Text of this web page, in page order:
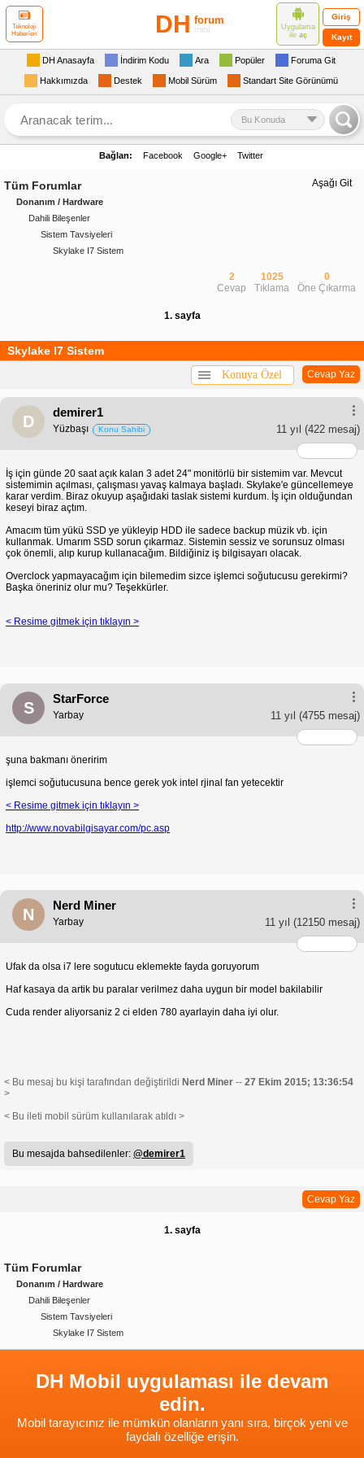
Teknoloji
Haberleri
DH forum
mini
Uygulama
ile aç
Giriş
Kayıt
DH Anasayfa İndirim Kodu Ara Popüler Foruma Git
Hakkımızda Destek Mobil Sürüm Standart Site Görünümü
Bu Konuda
Bağlan: Facebook Google+ Twitter
Aşağı Git
Tüm Forumlar
Donanım / Hardware
Dahili Bileşenler
Sistem Tavsiyeleri
Skylake I7 Sistem
2
Cevap
1025
Tıklama
0
Öne Çıkarma
1. sayfa
Skylake I7 Sistem
Cevap Yaz
Konuya Özel
D
demirer1
11 yıl (422 mesaj)
Yüzbaşı Konu Sahibi
İş için günde 20 saat açık kalan 3 adet 24" monitörlü bir sistemim var. Mevcut
sistemimin açılması, çalışması yavaş kalmaya başladı. Skylake'e güncellemeye
karar verdim. Biraz okuyup aşağıdaki taslak sistemi kurdum. İş için olduğundan
keseyi biraz açtım.
Amacım tüm yükü SSD ye yükleyip HDD ile sadece backup müzik vb. için
kullanmak. Umarım SSD sorun çıkarmaz. Sistemin sessiz ve sorunsuz olması
çok önemli, alıp kurup kullanacağım. Bildiğiniz iş bilgisayarı olacak.
Overclock yapmayacağım için bilemedim sizce işlemci soğutucusu gerekirmi?
Başka öneriniz olur mu? Teşekkürler.
< Resime gitmek için tıklayın >
S
StarForce
11 yıl (4755 mesaj)
Yarbay
şuna bakmanı öneririm
işlemci soğutucusuna bence gerek yok intel rjinal fan yetecektir
< Resime gitmek için tıklayın >
http://www.novabilgisayar.com/pc.asp
N
Nerd Miner
11 yıl (12150 mesaj)
Yarbay
Ufak da olsa i7 lere sogutucu eklemekte fayda goruyorum
Haf kasaya da artik bu paralar verilmez daha uygun bir model bakilabilir
Cuda render aliyorsaniz 2 ci elden 780 ayarlayin daha iyi olur.
< Bu mesaj bu kişi tarafından değiştirildi Nerd Miner -- 27 Ekim 2015; 13:36:54
>
< Bu ileti mobil sürüm kullanılarak atıldı >
Bu mesajda bahsedilenler: @demirer1
Cevap Yaz
1. sayfa
Tüm Forumlar
Donanım / Hardware
Dahili Bileşenler
Sistem Tavsiyeleri
Skylake I7 Sistem
DH Mobil uygulaması ile devam
edin.
Mobil tarayıcınız ile mümkün olanların yanı sıra, birçok yeni ve
faydalı özelliğe erişin.